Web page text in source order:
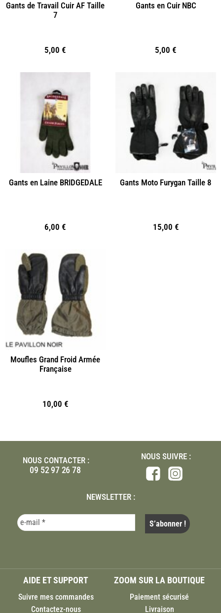
Gants de Travail Cuir AF Taille
7
5,00 €
Gants en Cuir NBC
5,00 €
Gants en Laine BRIDGEDALE
6,00 €
Gants Moto Furygan Taille 8
15,00 €
Moufles Grand Froid Armée
Française
10,00 €
NOUS CONTACTER :
09 52 97 26 78
NOUS SUIVRE :
NEWSLETTER :
AIDE ET SUPPORT
Suivre mes commandes
Contactez-nous
ZOOM SUR LA BOUTIQUE
Paiement sécurisé
Livraison